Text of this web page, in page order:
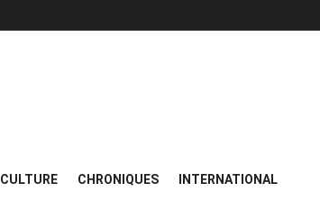
CULTURE CHRONIQUES INTERNATIONAL